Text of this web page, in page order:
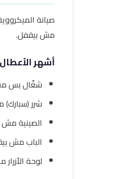
صيانة
مش بيقفل.
أشهر
شغّال بس
شرر
الصينية
الباب مش
لوحة